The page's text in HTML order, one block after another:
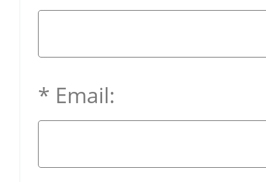
* Email: